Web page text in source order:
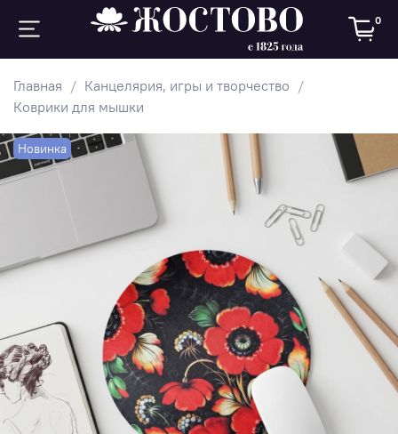
0
Главная
Канцелярия, игры и творчество
Коврики для мышки
Новинка